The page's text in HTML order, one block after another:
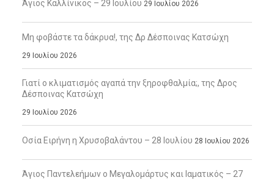
Άγιος Καλλίνικος – 29 Ιουλίου 29 Ιουλίου 2026
Μη φοβάστε τα δάκρυα!, της Δρ Δέσποινας Κατσώχη
29 Ιουλίου 2026
Γιατί ο κλιματισμός αγαπά την ξηροφθαλμία;, της Δρος
Δέσποινας Κατσώχη
29 Ιουλίου 2026
Οσία Ειρήνη η Χρυσοβαλάντου – 28 Ιουλίου 28 Ιουλίου 2026
Άγιος Παντελεήμων ο Μεγαλομάρτυς και Ιαματικός – 27